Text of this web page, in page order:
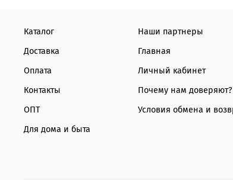
Каталог
Доставка
Оплата
Контакты
ОПТ
Для дома и быта
Наши партнеры
Главная
Личный кабинет
Почему нам доверяют?
Условия обмена и